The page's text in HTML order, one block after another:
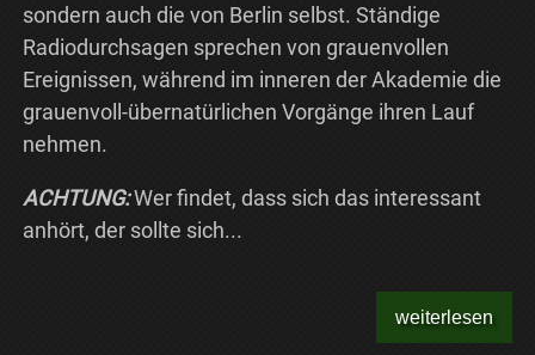
sondern auch die von Berlin selbst. Ständige
Radiodurchsagen sprechen von grauenvollen
Ereignissen, während im inneren der Akademie die
grauenvoll-übernatürlichen Vorgänge ihren Lauf
nehmen.
ACHTUNG:Wer findet, dass sich das interessant
anhört, der sollte sich...
weiterlesen